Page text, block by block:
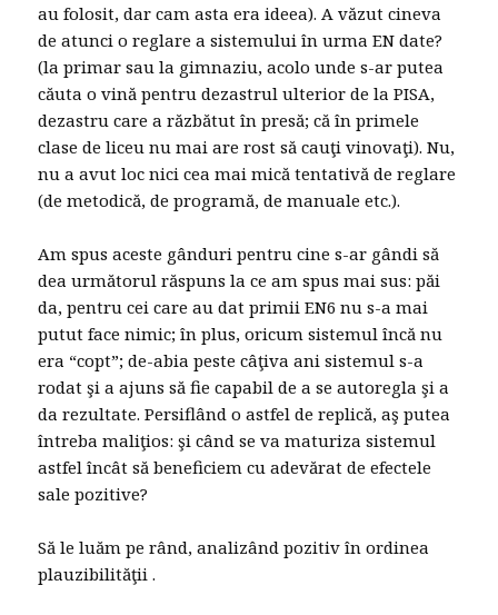
au folosit, dar cam asta era ideea). A văzut cineva
de atunci o reglare a sistemului în urma EN date?
(la primar sau la gimnaziu, acolo unde s-ar putea
căuta o vină pentru dezastrul ulterior de la PISA,
dezastru care a răzbătut în presă; că în primele
clase de liceu nu mai are rost să cauţi vinovaţi). Nu,
nu a avut loc nici cea mai mică tentativă de reglare
(de metodică, de programă, de manuale etc.).
Am spus aceste gânduri pentru cine s-ar gândi să
dea următorul răspuns la ce am spus mai sus: păi
da, pentru cei care au dat primii EN6 nu s-a mai
putut face nimic; în plus, oricum sistemul încă nu
era “copt”; de-abia peste câţiva ani sistemul s-a
rodat şi a ajuns să fie capabil de a se autoregla şi a
da rezultate. Persiflând o astfel de replică, aş putea
întreba maliţios: şi când se va maturiza sistemul
astfel încât să beneficiem cu adevărat de efectele
sale pozitive?
Să le luăm pe rând, analizând pozitiv în ordinea
plauzibilităţii .